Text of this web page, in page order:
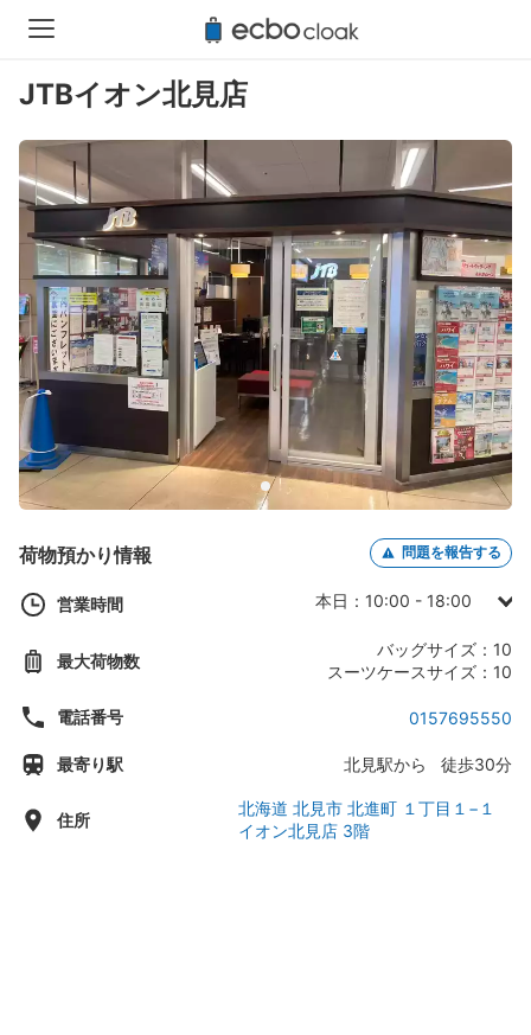
JTBイオン北見店
荷物預かり情報 問題を報告する
営業時間
本日：10:00 - 18:00
月曜日：10:00 - 18:00
木曜日：10:00 - 18:00
金曜日：10:00 - 18:00
土曜日：10:00 - 18:00
最大荷物数
バッグサイズ：10
スーツケースサイズ：10
電話番号 0157695550
最寄り駅 北見駅から 徒歩30分
住所
北海道 北見市 北進町 １丁目１−１
イオン北見店 3階